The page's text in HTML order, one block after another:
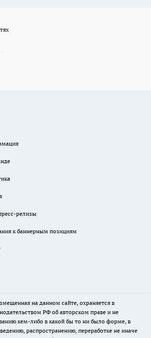
релизы
к баннерным позициям
на данном сайте, охраняется в
РФ об авторском праве и не
кем-либо в какой бы то ни было форме, в
распространению, переработке не иначе